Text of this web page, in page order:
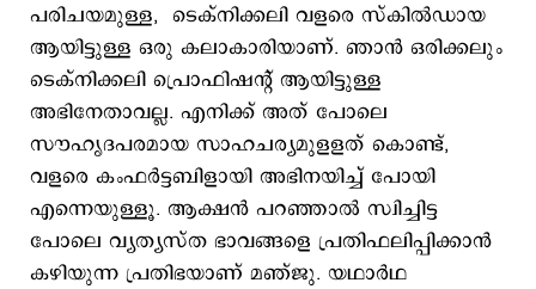
പരിചയമുള്ള, ടെക്നിക്കലി വളരെ സ്കി​ല്‍ഡായ
ആയിട്ടുള്ള ഒരു കലാകാരിയാണ്. ഞാൻ ഒരിക്കലും
ടെക്നിക്കലി പ്രൊഫിഷന്റ് ആയിട്ടുള്ള
അഭിനേതാവല്ല. എനിക്ക് അത് പോലെ
സൗഹൃദപരമായ സാഹചര്യമുളളത് കൊണ്ട്,
വളരെ കംഫർട്ടബിളായി അഭിനയിച്ച് പോയി
എന്നെയുള്ളൂ. ആക്ഷൻ പറഞ്ഞാൽ സ്വിച്ചിട്ട
പോലെ വ്യത്യസ്ത ഭാവങ്ങളെ പ്രതിഫലിപ്പിക്കാൻ
കഴിയുന്ന പ്രതിഭയാണ് മഞ്ജു. യഥാർഥ